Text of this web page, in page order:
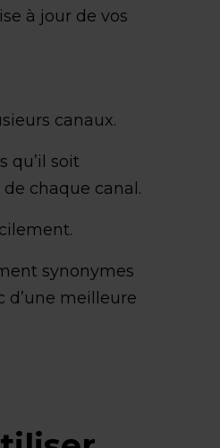
à jour de vos
canaux.
qu’il soit
chaque canal.
synonymes
meilleure